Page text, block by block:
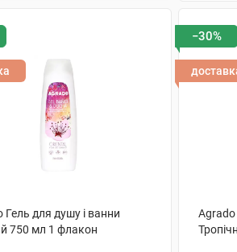
Гель для душу і ванни
750 мл 1 флакон
−30%
Agrado